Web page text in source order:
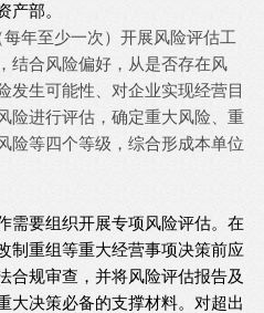
产部。
年至少一次）开展风险评估工
结合风险偏好，从是否存在风
发生可能性、对企业实现经营目
险进行评估，确定重大风险、重
险等四个等级，综合形成本单位
需要组织开展专项风险评估。在
制重组等重大经营事项决策前应
合规审查，并将风险评估报告及
大决策必备的支撑材料。对超出